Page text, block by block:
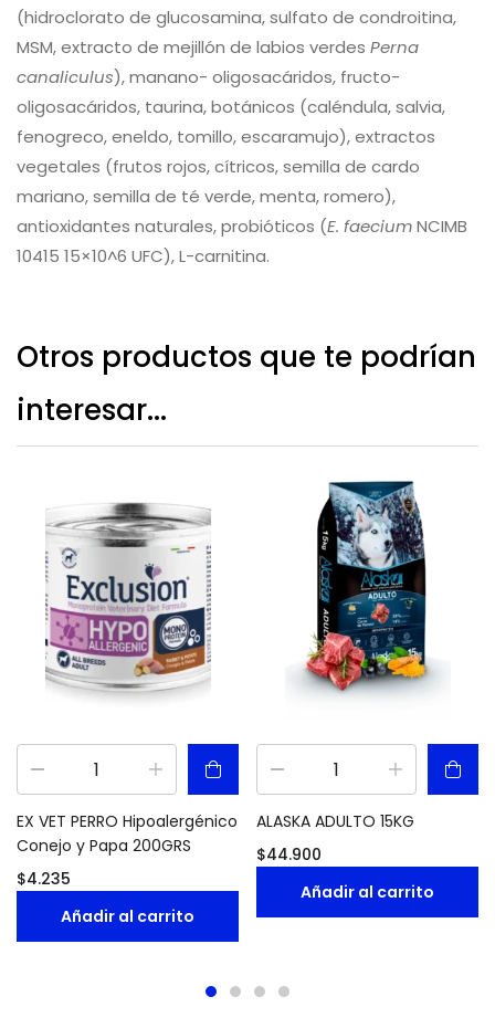
(hidroclorato de glucosamina, sulfato de condroitina,
MSM, extracto de mejillón de labios verdes Perna
canaliculus), manano- oligosacáridos, fructo-
oligosacáridos, taurina, botánicos (caléndula, salvia,
fenogreco, eneldo, tomillo, escaramujo), extractos
vegetales (frutos rojos, cítricos, semilla de cardo
mariano, semilla de té verde, menta, romero),
antioxidantes naturales, probióticos (E. faeciumNCIMB
10415 15×10^6 UFC), L-carnitina.
Otros productos que te podrían
interesar...
EX VET PERRO Hipoalergénico
Conejo y Papa 200GRS
$4.235
Añadir al carrito
ALASKA ADULTO 15KG
$44.900
Añadir al carrito